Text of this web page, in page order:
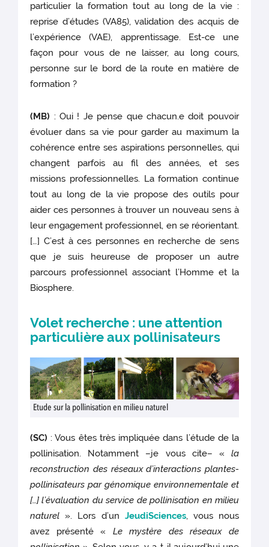
particulier la formation tout au long de la vie :
reprise d’études (VA85), validation des acquis de
l’expérience (VAE), apprentissage. Est-ce une
façon pour vous de ne laisser, au long cours,
personne sur le bord de la route en matière de
formation ?
(MB) : Oui ! Je pense que chacun.e doit pouvoir
évoluer dans sa vie pour garder au maximum la
cohérence entre ses aspirations personnelles, qui
changent parfois au fil des années, et ses
missions professionnelles. La formation continue
tout au long de la vie propose des outils pour
aider ces personnes à trouver un nouveau sens à
leur engagement professionnel, en se réorientant.
[…] C’est à ces personnes en recherche de sens
que je suis heureuse de proposer un autre
parcours professionnel associant l’Homme et la
Biosphere.
Volet recherche : une attention
particulière aux pollinisateurs
Etude sur la pollinisation en milieu naturel
(SC) : Vous êtes très impliquée dans l’étude de la
pollinisation. Notamment –je vous cite– « la
reconstruction des réseaux d’interactions plantes-
pollinisateurs par génomique environnementale et
[…] l’évaluation du service de pollinisation en milieu
naturel ». Lors d’un JeudiSciences, vous nous
avez présenté « Le mystère des réseaux de